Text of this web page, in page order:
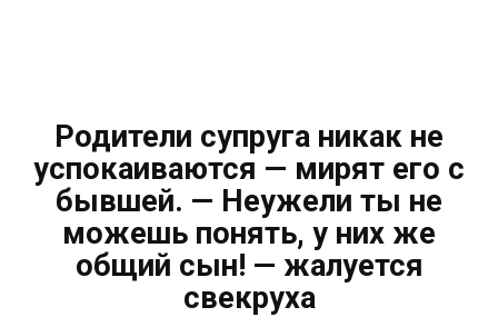
Родители супруга никак не
успокаиваются — мирят его с
бывшей. — Неужели ты не
можешь понять, у них же
общий сын! — жалуется
свекруха